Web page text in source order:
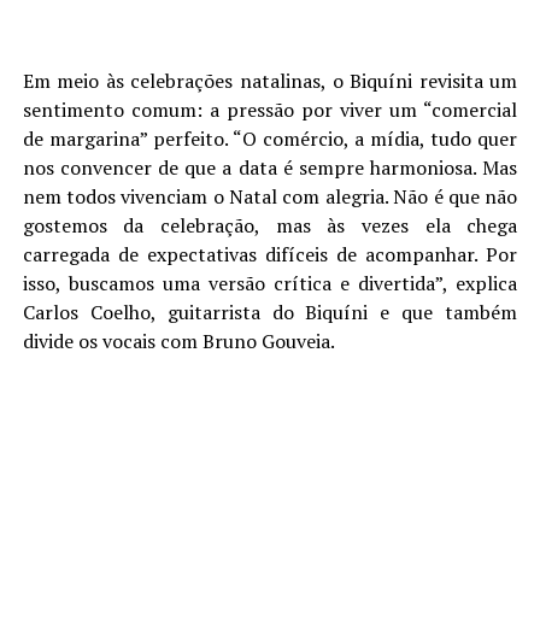
Em meio às celebrações natalinas, o Biquíni revisita um
sentimento comum: a pressão por viver um “comercial
de margarina” perfeito. “O comércio, a mídia, tudo quer
nos convencer de que a data é sempre harmoniosa. Mas
nem todos vivenciam o Natal com alegria. Não é que não
gostemos da celebração, mas às vezes ela chega
carregada de expectativas difíceis de acompanhar. Por
isso, buscamos uma versão crítica e divertida”, explica
Carlos Coelho, guitarrista do Biquíni e que também
divide os vocais com Bruno Gouveia.